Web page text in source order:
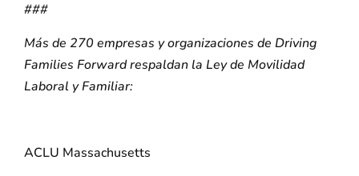
###
Más de 270 empresas y organizaciones de Driving
Families Forward respaldan la Ley de Movilidad
Laboral y Familiar:
ACLU Massachusetts